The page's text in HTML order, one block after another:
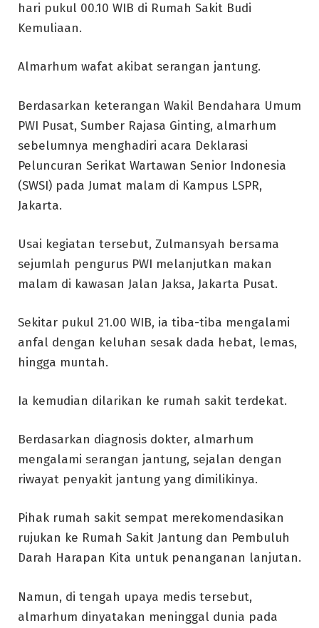
hari pukul 00.10 WIB di Rumah Sakit Budi
Kemuliaan.
Almarhum wafat akibat serangan jantung.
Berdasarkan keterangan Wakil Bendahara Umum
PWI Pusat, Sumber Rajasa Ginting, almarhum
sebelumnya menghadiri acara Deklarasi
Peluncuran Serikat Wartawan Senior Indonesia
(SWSI) pada Jumat malam di Kampus LSPR,
Jakarta.
Usai kegiatan tersebut, Zulmansyah bersama
sejumlah pengurus PWI melanjutkan makan
malam di kawasan Jalan Jaksa, Jakarta Pusat.
Sekitar pukul 21.00 WIB, ia tiba-tiba mengalami
anfal dengan keluhan sesak dada hebat, lemas,
hingga muntah.
Ia kemudian dilarikan ke rumah sakit terdekat.
Berdasarkan diagnosis dokter, almarhum
mengalami serangan jantung, sejalan dengan
riwayat penyakit jantung yang dimilikinya.
Pihak rumah sakit sempat merekomendasikan
rujukan ke Rumah Sakit Jantung dan Pembuluh
Darah Harapan Kita untuk penanganan lanjutan.
Namun, di tengah upaya medis tersebut,
almarhum dinyatakan meninggal dunia pada